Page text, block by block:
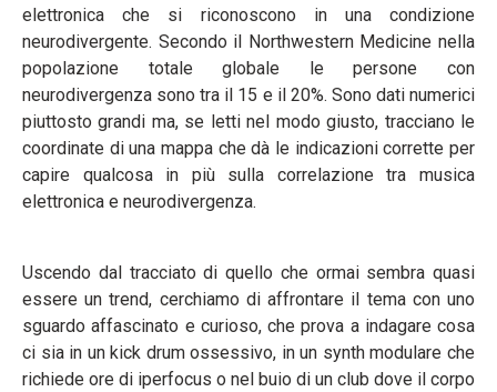
elettronica che si riconoscono in una condizione
neurodivergente. Secondo il Northwestern Medicine nella
popolazione totale globale le persone con
neurodivergenza sono tra il 15 e il 20%. Sono dati numerici
piuttosto grandi ma, se letti nel modo giusto, tracciano le
coordinate di una mappa che dà le indicazioni corrette per
capire qualcosa in più sulla correlazione tra musica
elettronica e neurodivergenza.
Uscendo dal tracciato di quello che ormai sembra quasi
essere un trend, cerchiamo di affrontare il tema con uno
sguardo affascinato e curioso, che prova a indagare cosa
ci sia in un kick drum ossessivo, in un synth modulare che
richiede ore di iperfocus o nel buio di un club dove il corpo